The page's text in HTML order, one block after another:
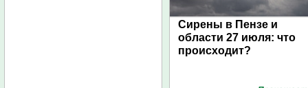
Сирены в Пензе и
области 27 июля: что
происходит?